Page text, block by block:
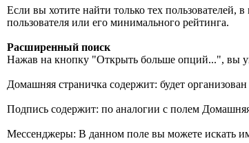
Если вы хотите найти только тех пользователей,
пользователя или его минимального рейтинга.
Расширенный поиск
Нажав на кнопку "Открыть больше опций...", вы
Домашняя страничка содержит: будет
Подпись содержит: по аналогии с полем
Мессенджеры: В данном поле вы можете искать